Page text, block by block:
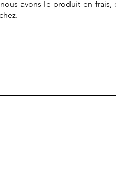
avons le produit en